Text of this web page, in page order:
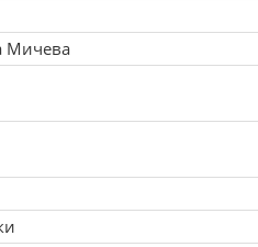
Мичева